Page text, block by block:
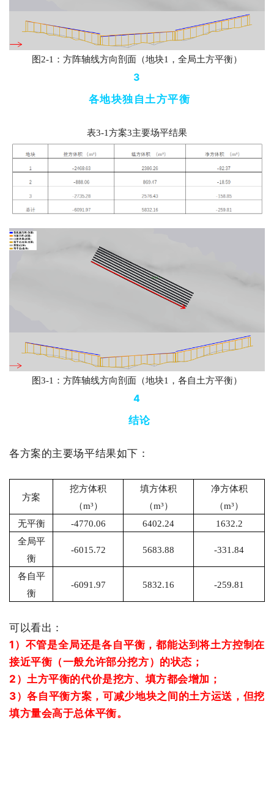
图2-1： 方阵轴线方向剖面（地块1 ，全局土方平衡）
3
各地块独自土方平衡
表3-1方案3主要场平结果
图3-1 ：方阵轴线方向剖面（地块1 ，各自土方平衡）
4
结论
各方案的主要场平结果如下：
方案
挖方体积
（m³）
填方体积
（m³）
净方体积
（m³）
无平衡
-4770.06 6402.24
1632.2
全局平
衡
-6015.72 5683.88 -331.84
各自平
衡
-6091.97 5832.16 -259.81
可以看出：
1）不管是全局还是各自平衡，都能达到将土方控制在
接近平衡（一般允许部分挖方）的状态；
2 ）土方平衡的代价是挖方、填方都会增加；
3）各自平衡方案，可减少地块之间的土方运送，但挖
填方量会高于总体平衡。